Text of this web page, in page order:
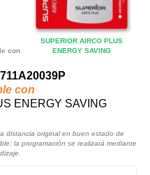
con
SUPERIOR AIRCO PLUS
ENERGY SAVING
con
ENERGY SAVING
distancia original en buen estado de
la programación se realizará mediante